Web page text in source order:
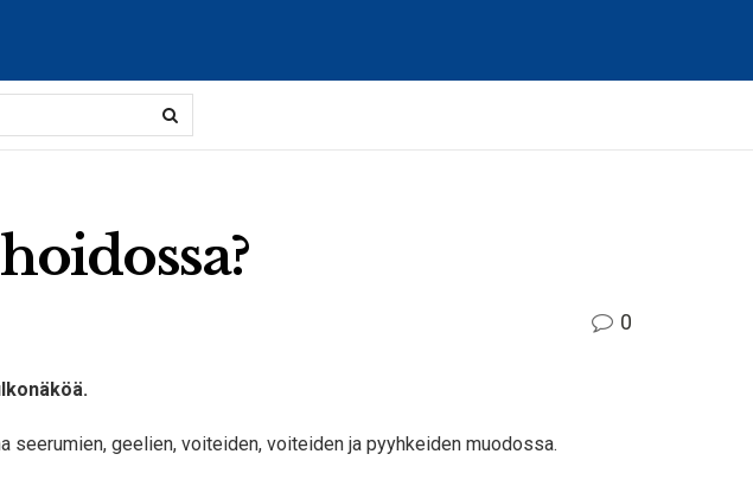
0
seerumien, geelien, voiteiden, voiteiden ja pyyhkeiden muodossa.